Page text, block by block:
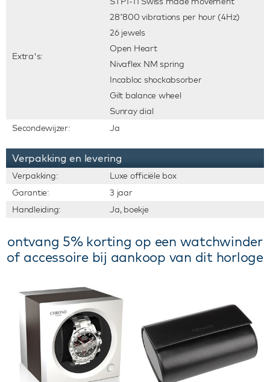
Extra's:
28’800 vibrations per hour (4Hz)
26 jewels
Open Heart
Nivaflex NM spring
Incabloc shockabsorber
Gilt balance wheel
Sunray dial
Secondewijzer:
Ja
Verpakking en levering
Verpakking:
Luxe officiële box
Garantie:
3 jaar
Handleiding:
Ja, boekje
ontvang 5% korting op een watchwinder
of accessoire bij aankoop van dit horloge